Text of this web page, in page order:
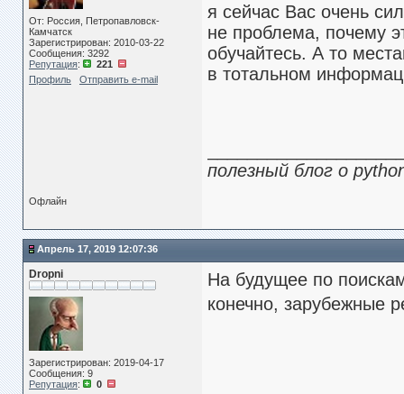
От: Россия, Петропавловск-
Камчатск
Зарегистрирован: 2010-03-22
Сообщения: 3292
Репутация:
221
Профиль
Отправить e-mail
я сейчас Вас очень
не проблема, почему
обучайтесь. А то
в тотальном
полезный блог о
Офлайн
Апрель 17, 2019 12:07:36
Dropni
Зарегистрирован: 2019-04-17
Сообщения: 9
Репутация:
0
На будущее по
конечно, зарубежные